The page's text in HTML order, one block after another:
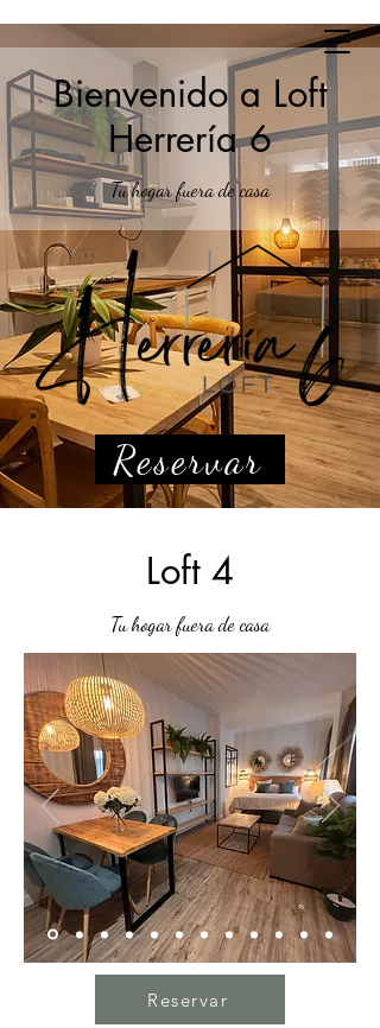
Bienvenido a Loft
Herrería 6
Tu hogar fuera de casa
Reservar
Loft 4
Tu hogar fuera de casa
Reservar